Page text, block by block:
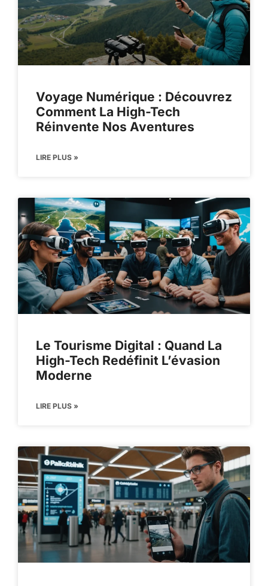
Voyage Numérique : Découvrez
Comment La High-Tech
Réinvente Nos Aventures
LIRE PLUS »
Le Tourisme Digital : Quand La
High-Tech Redéfinit L’évasion
Moderne
LIRE PLUS »